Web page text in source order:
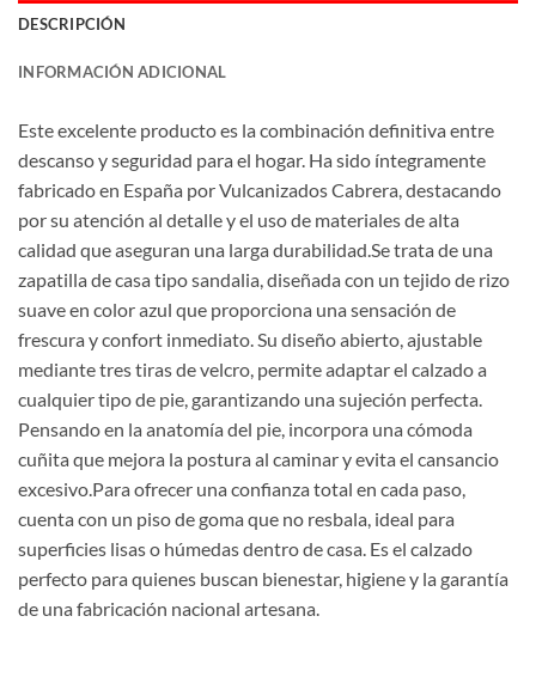
DESCRIPCIÓN
INFORMACIÓN ADICIONAL
Este excelente producto es la combinación definitiva entre
descanso y seguridad para el hogar. Ha sido íntegramente
fabricado en España por Vulcanizados Cabrera, destacando
por su atención al detalle y el uso de materiales de alta
calidad que aseguran una larga durabilidad.Se trata de una
zapatilla de casa tipo sandalia, diseñada con un tejido de rizo
suave en color azul que proporciona una sensación de
frescura y confort inmediato. Su diseño abierto, ajustable
mediante tres tiras de velcro, permite adaptar el calzado a
cualquier tipo de pie, garantizando una sujeción perfecta.
Pensando en la anatomía del pie, incorpora una cómoda
cuñita que mejora la postura al caminar y evita el cansancio
excesivo.Para ofrecer una confianza total en cada paso,
cuenta con un piso de goma que no resbala, ideal para
superficies lisas o húmedas dentro de casa. Es el calzado
perfecto para quienes buscan bienestar, higiene y la garantía
de una fabricación nacional artesana.